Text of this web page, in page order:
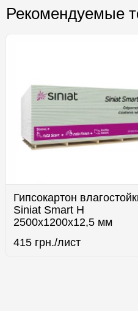
Рекомендуемые
Гипсокартон
Siniat Smart H
2500х1200х12,5 мм
415 грн./лист